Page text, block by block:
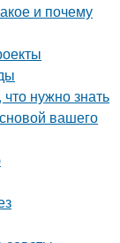
и почему
нужно знать
вашего